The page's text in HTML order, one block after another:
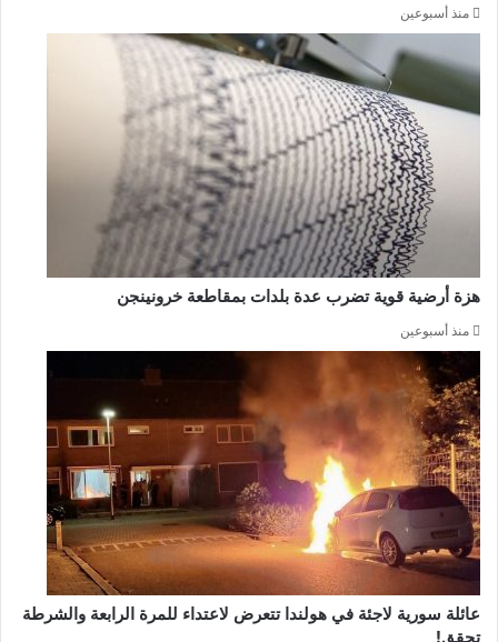
منذ أسبوعين
هزة أرضية قوية تضرب عدة بلدات بمقاطعة خرونينجن
منذ أسبوعين
عائلة سورية لاجئة في هولندا تتعرض لاعتداء للمرة الرابعة والشرطة
تحقق!